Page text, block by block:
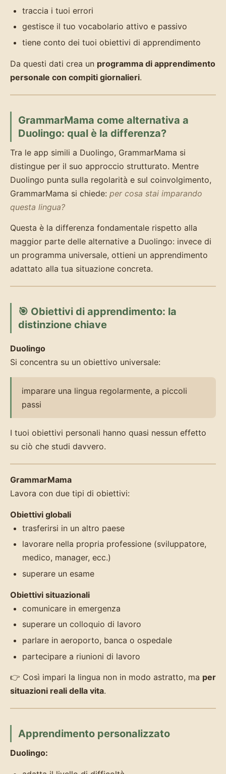
traccia i tuoi errori
gestisce il tuo vocabolario attivo e passivo
tiene conto dei tuoi obiettivi di apprendimento
Da questi dati crea un programma di apprendimento
personale con compiti giornalieri.
GrammarMama come alternativa a
Duolingo: qual è la differenza?
Tra le app simili a Duolingo, GrammarMama si
distingue per il suo approccio strutturato. Mentre
Duolingo punta sulla regolarità e sul coinvolgimento,
GrammarMama si chiede: per cosa stai imparando
questa lingua?
Questa è la differenza fondamentale rispetto alla
maggior parte delle alternative a Duolingo: invece di
un programma universale, ottieni un apprendimento
adattato alla tua situazione concreta.
🎯 Obiettivi di apprendimento: la
distinzione chiave
Duolingo
Si concentra su un obiettivo universale:
imparare una lingua regolarmente, a piccoli
passi
I tuoi obiettivi personali hanno quasi nessun effetto
su ciò che studi davvero.
GrammarMama
Lavora con due tipi di obiettivi:
Obiettivi globali
trasferirsi in un altro paese
lavorare nella propria professione (sviluppatore,
medico, manager, ecc.)
superare un esame
Obiettivi situazionali
comunicare in emergenza
superare un colloquio di lavoro
parlare in aeroporto, banca o ospedale
partecipare a riunioni di lavoro
👉 Così impari la lingua non in modo astratto, ma per
situazioni reali della vita.
Apprendimento personalizzato
Duolingo: